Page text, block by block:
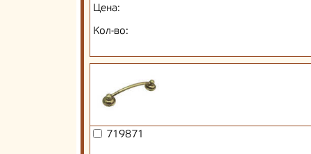
Цена:
Кол-во:
719871